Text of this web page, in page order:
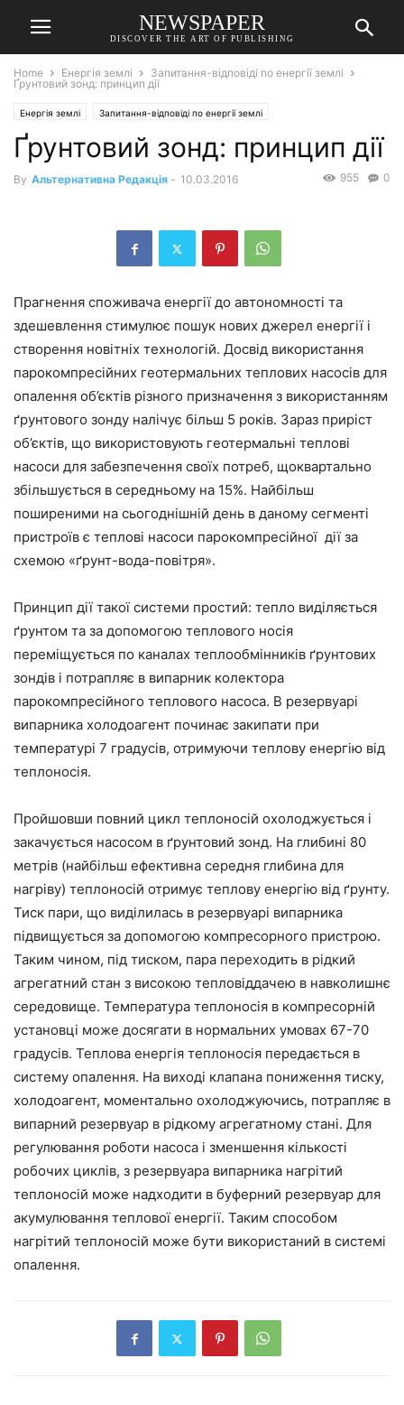
NEWSPAPER
DISCOVER THE ART OF PUBLISHING
Home Енергія землі
Запитання-відповіді по енергії землі
Ґрунтовий зонд: принцип дії
Енергія землі Запитання-відповіді по енергії землі
Ґрунтовий зонд: принцип дії
By Альтернативна Редакція - 10.03.2016 0
955
Прагнення споживача енергії до автономності та
здешевлення стимулює пошук нових джерел енергії і
створення новітніх технологій. Досвід використання
парокомпресійних геотермальних теплових насосів для
опалення об’єктів різного призначення з використанням
ґрунтового зонду налічує більш 5 років. Зараз приріст
об’єктів, що використовують геотермальні теплові
насоси для забезпечення своїх потреб, щоквартально
збільшується в середньому на 15%. Найбільш
поширеними на сьогоднішній день в даному сегменті
пристроїв є теплові насоси парокомпресійної дії за
схемою «ґрунт-вода-повітря».
Принцип дії такої системи простий: тепло виділяється
ґрунтом та за допомогою теплового носія
переміщується по каналах теплообмінників ґрунтових
зондів і потрапляє в випарник колектора
парокомпресійного теплового насоса. В резервуарі
випарника холодоагент починає закипати при
температурі 7 градусів, отримуючи теплову енергію від
теплоносія.
Пройшовши повний цикл теплоносій охолоджується і
закачується насосом в ґрунтовий зонд. На глибині 80
метрів (найбільш ефективна середня глибина для
нагріву) теплоносій отримує теплову енергію від ґрунту.
Тиск пари, що виділилась в резервуарі випарника
підвищується за допомогою компресорного пристрою.
Таким чином, під тиском, пара переходить в рідкий
агрегатний стан з високою тепловіддачею в навколишнє
середовище. Температура теплоносія в компресорній
установці може досягати в нормальних умовах 67-70
градусів. Теплова енергія теплоносія передається в
систему опалення. На виході клапана пониження тиску,
холодоагент, моментально охолоджуючись, потрапляє в
випарний резервуар в рідкому агрегатному стані. Для
регулювання роботи насоса і зменшення кількості
робочих циклів, з резервуара випарника нагрітий
теплоносій може надходити в буферний резервуар для
акумулювання теплової енергії. Таким способом
нагрітий теплоносій може бути використаний в системі
опалення.